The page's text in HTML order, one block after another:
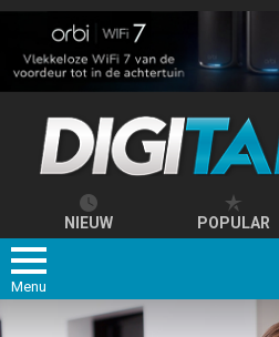
NIEUW POPULAR
Menu